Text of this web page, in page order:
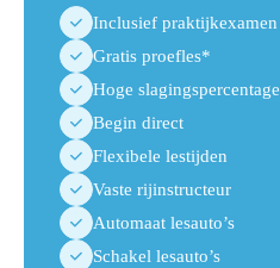
Inclusief praktijkexamen
Gratis proefles*
Hoge slagingspercentage
Begin direct
Flexibele lestijden
Vaste rijinstructeur
Automaat lesauto’s
Schakel lesauto’s